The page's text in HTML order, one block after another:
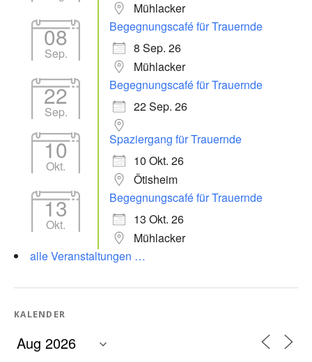
Mühlacker
08
Sep.
Begegnungscafé für Trauernde
8 Sep. 26
Mühlacker
22
Sep.
Begegnungscafé für Trauernde
22 Sep. 26
10
Okt.
Spaziergang für Trauernde
10 Okt. 26
Ötisheim
13
Okt.
Begegnungscafé für Trauernde
13 Okt. 26
Mühlacker
alle Veranstaltungen …
KALENDER